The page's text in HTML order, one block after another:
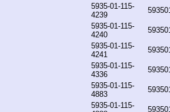
5935-01-115-
4239
5935-01-115-
4240
5935-01-115-
4241
5935-01-115-
4336
5935-01-115-
4883
5935-01-115-